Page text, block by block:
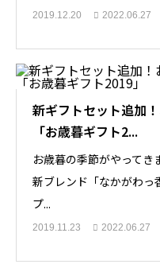
2019.12.20 2022.06.27
新ギフトセット追加
「お歳暮ギフト2...
お歳暮の季節がやって
新ブレンド「なかがわっ
プ...
2019.11.23 2022.06.27